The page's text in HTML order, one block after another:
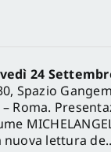
24
Spazio
– Roma.
nuova lettura